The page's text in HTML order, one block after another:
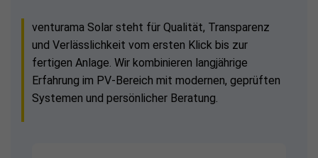
venturama Solar steht für Qualität, Transparenz
und Verlässlichkeit vom ersten Klick bis zur
fertigen Anlage. Wir kombinieren langjährige
Erfahrung im PV-Bereich mit modernen, geprüften
Systemen und persönlicher Beratung.